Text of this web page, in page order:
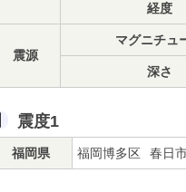
経度
震源
マグニチュ
深さ
震度1
福岡県 福岡博多区 春日